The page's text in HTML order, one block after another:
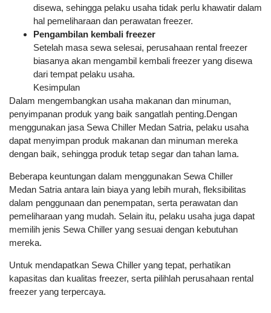
disewa, sehingga pelaku usaha tidak perlu khawatir dalam
hal pemeliharaan dan perawatan freezer.
Pengambilan kembali freezer
Setelah masa sewa selesai, perusahaan rental freezer
biasanya akan mengambil kembali freezer yang disewa
dari tempat pelaku usaha.
Kesimpulan
Dalam mengembangkan usaha makanan dan minuman,
penyimpanan produk yang baik sangatlah penting.Dengan
menggunakan jasa Sewa Chiller Medan Satria, pelaku usaha
dapat menyimpan produk makanan dan minuman mereka
dengan baik, sehingga produk tetap segar dan tahan lama.
Beberapa keuntungan dalam menggunakan Sewa Chiller
Medan Satria antara lain biaya yang lebih murah, fleksibilitas
dalam penggunaan dan penempatan, serta perawatan dan
pemeliharaan yang mudah. Selain itu, pelaku usaha juga dapat
memilih jenis Sewa Chiller yang sesuai dengan kebutuhan
mereka.
Untuk mendapatkan Sewa Chiller yang tepat, perhatikan
kapasitas dan kualitas freezer, serta pilihlah perusahaan rental
freezer yang terpercaya.